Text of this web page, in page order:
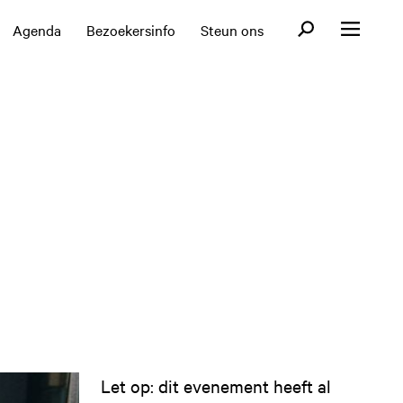
Agenda Bezoekersinfo Steun ons OpenOpen menu
Let op: dit evenement heeft al